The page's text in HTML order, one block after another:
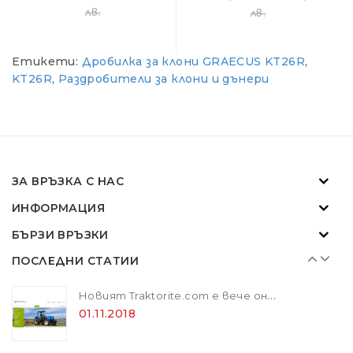
лв.
лв.
Етикети: Дробилка за клони GRAECUS KT26R,
KT26R, Раздробители за клони и дънери
ЗА ВРЪЗКА С НАС
ИНФОРМАЦИЯ
БЪРЗИ ВРЪЗКИ
ПОСЛЕДНИ СТАТИИ
01.11.2018
Новият Traktorite.com е вече онлайн
01.11.2018
Новият Traktorite.com е вече онлайн
01.11.2018